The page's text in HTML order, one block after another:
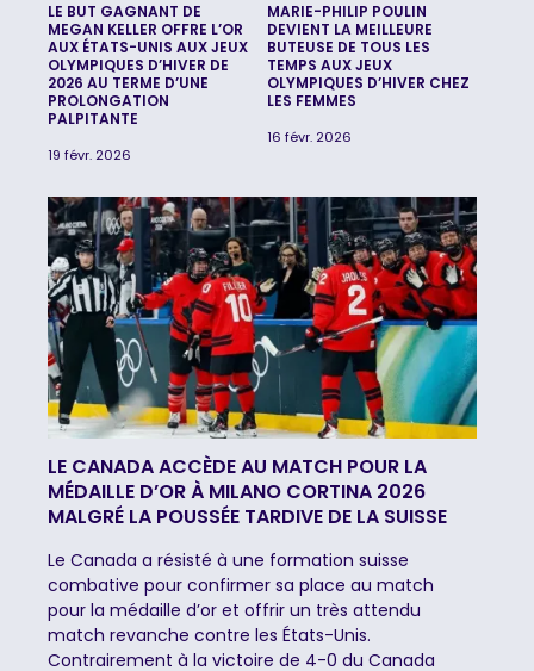
LE BUT GAGNANT DE
MEGAN KELLER OFFRE L’OR
AUX ÉTATS-UNIS AUX JEUX
OLYMPIQUES D’HIVER DE
2026 AU TERME D’UNE
PROLONGATION
PALPITANTE
19 févr. 2026
MARIE-PHILIP POULIN
DEVIENT LA MEILLEURE
BUTEUSE DE TOUS LES
TEMPS AUX JEUX
OLYMPIQUES D’HIVER CHEZ
LES FEMMES
16 févr. 2026
LE CANADA ACCÈDE AU MATCH POUR LA
MÉDAILLE D’OR À MILANO CORTINA 2026
MALGRÉ LA POUSSÉE TARDIVE DE LA SUISSE
Le Canada a résisté à une formation suisse
combative pour confirmer sa place au match
pour la médaille d’or et offrir un très attendu
match revanche contre les États-Unis.
Contrairement à la victoire de 4-0 du Canada